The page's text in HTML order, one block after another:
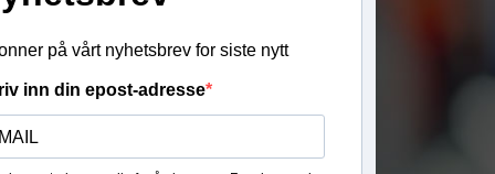
på vårt nyhetsbrev for siste nytt
inn din epost-adresse